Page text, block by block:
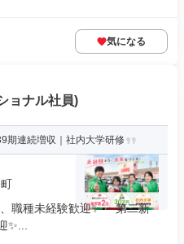
気になる
ョナル社員)
期連続増収｜社内大学研修
職種未経験歓迎✨ ・第二新